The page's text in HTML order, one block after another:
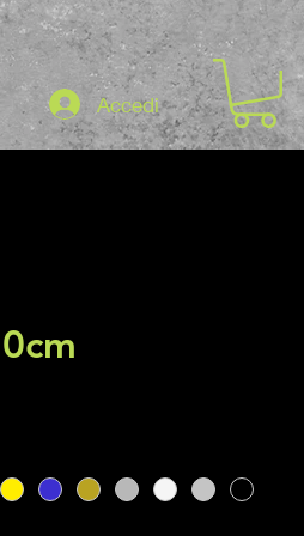
Accedi